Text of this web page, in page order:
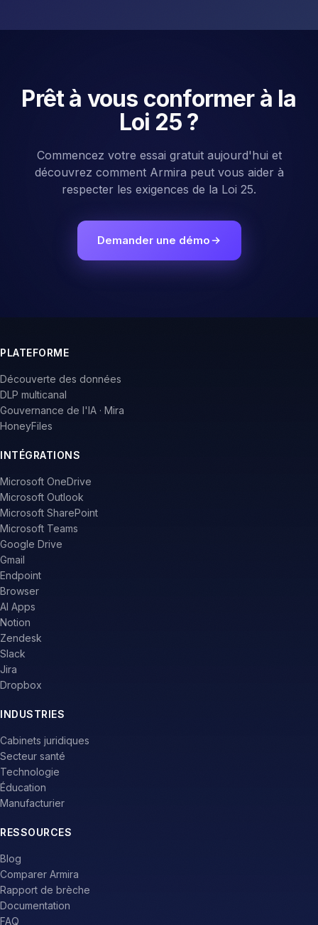
Prêt à vous conformer à la
Loi 25 ?
Commencez votre essai gratuit aujourd'hui et
découvrez comment Armira peut vous aider à
respecter les exigences de la Loi 25.
Demander une démo
PLATEFORME
Découverte des données
DLP multicanal
Gouvernance de l'IA · Mira
HoneyFiles
INTÉGRATIONS
Microsoft OneDrive
Microsoft Outlook
Microsoft SharePoint
Microsoft Teams
Google Drive
Gmail
Endpoint
Browser
AI Apps
Notion
Zendesk
Slack
Jira
Dropbox
INDUSTRIES
Cabinets juridiques
Secteur santé
Technologie
Éducation
Manufacturier
RESSOURCES
Blog
Comparer Armira
Rapport de brèche
Documentation
FAQ